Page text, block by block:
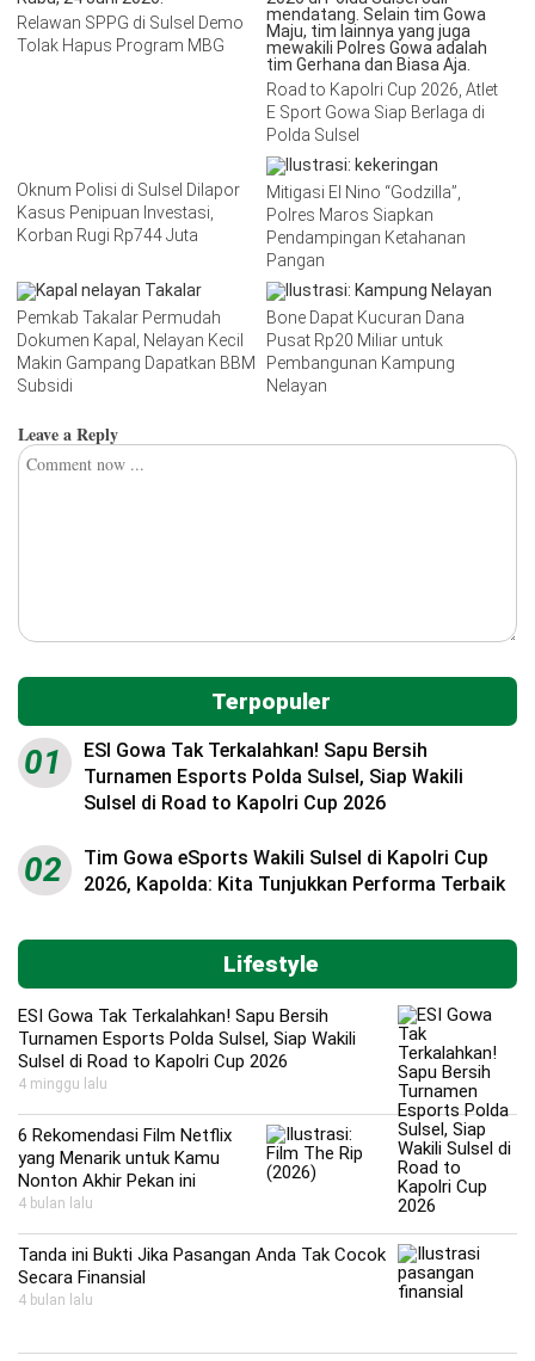
Relawan SPPG di Sulsel Demo
Tolak Hapus Program MBG
Road to Kapolri Cup 2026, Atlet
E Sport Gowa Siap Berlaga di
Polda Sulsel
Oknum Polisi di Sulsel Dilapor
Kasus Penipuan Investasi,
Korban Rugi Rp744 Juta
Mitigasi El Nino “Godzilla”,
Polres Maros Siapkan
Pendampingan Ketahanan
Pangan
Pemkab Takalar Permudah
Dokumen Kapal, Nelayan Kecil
Makin Gampang Dapatkan BBM
Subsidi
Bone Dapat Kucuran Dana
Pusat Rp20 Miliar untuk
Pembangunan Kampung
Nelayan
Leave a Reply
Terpopuler
01
ESI Gowa Tak Terkalahkan! Sapu Bersih
Turnamen Esports Polda Sulsel, Siap Wakili
Sulsel di Road to Kapolri Cup 2026
02
Tim Gowa eSports Wakili Sulsel di Kapolri Cup
2026, Kapolda: Kita Tunjukkan Performa Terbaik
Lifestyle
ESI Gowa Tak Terkalahkan! Sapu Bersih
Turnamen Esports Polda Sulsel, Siap Wakili
Sulsel di Road to Kapolri Cup 2026
4 minggu lalu
6 Rekomendasi Film Netflix
yang Menarik untuk Kamu
Nonton Akhir Pekan ini
4 bulan lalu
Tanda ini Bukti Jika Pasangan Anda Tak Cocok
Secara Finansial
4 bulan lalu